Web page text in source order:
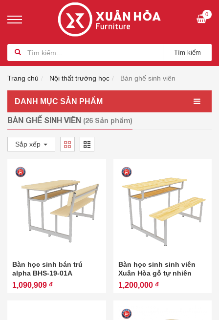
0
Tìm kiếm
Trang chủ Nội thất trường học Bàn ghế sinh viên
DANH MỤC SẢN PHẨM
BÀN GHẾ SINH VIÊN (26 Sản phẩm)
Sắp xếp
Bàn học sinh bán trú
alpha BHS-19-01A
1,090,909 ₫
Bàn học sinh sinh viên
Xuân Hòa gỗ tự nhiên
BSV-02-00A-CS
1,200,000 ₫